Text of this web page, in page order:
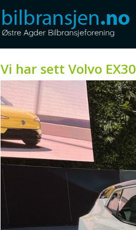
Vi har sett Volvo EX30